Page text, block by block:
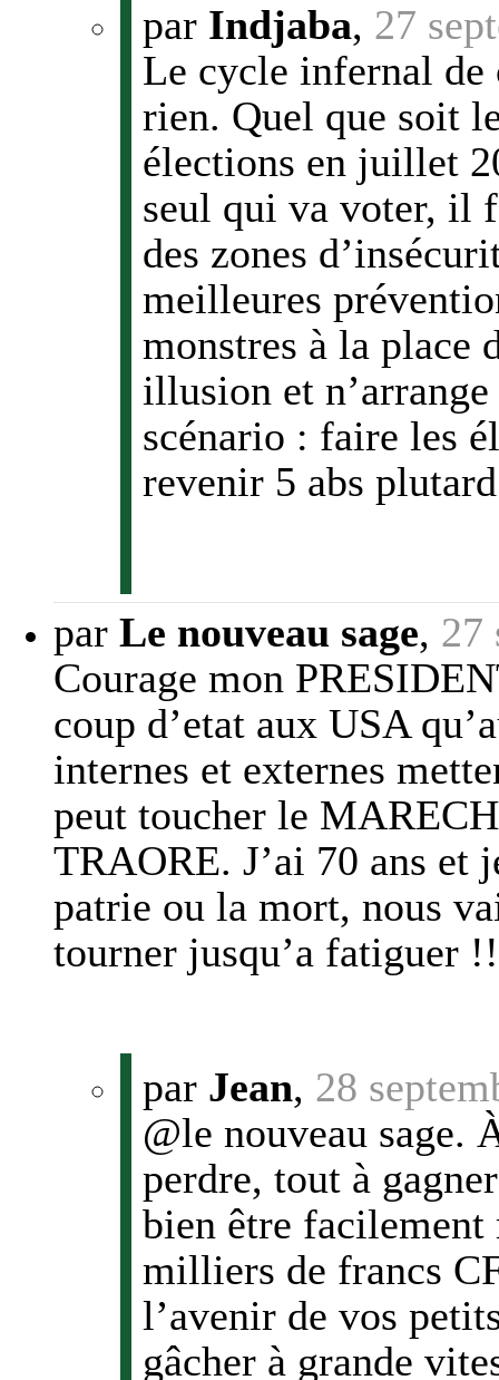
par Indjaba, 27
Le cycle infernal de
rien. Quel que soit
élections en juillet
seul qui va voter, il
des zones
meilleures
monstres à la place
illusion et
scénario : faire les
revenir 5 abs
par Le nouveau sage, 27
Courage mon
coup d’etat aux USA
internes et externes
peut toucher le
TRAORE. J’ai 70 ans
patrie ou la mort, nous
tourner jusqu’a fatiguer
par Jean, 28
@le nouveau sage.
perdre, tout à
bien être facilement
milliers de francs
l’avenir de vos
gâcher à grande